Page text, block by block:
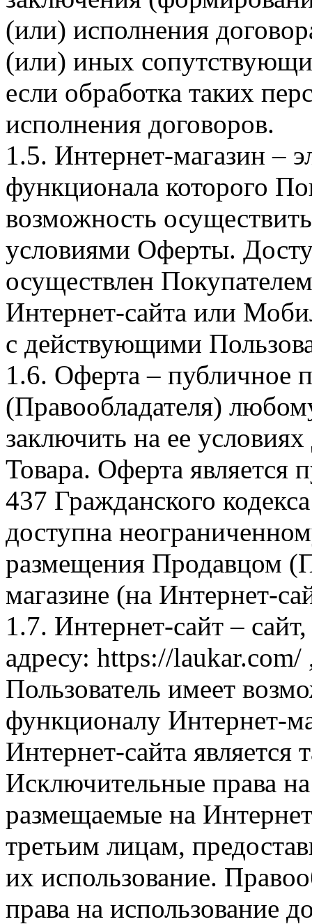
(или) исполнения
(или) иных
если обработка таких
исполнения договоров.
1.5. Интернет-магазин –
функционала которого
возможность
условиями Оферты.
осуществлен
Интернет-сайта или
с действующими
1.6. Оферта – публичное
(Правообладателя)
заключить на ее
Товара. Оферта является
437 Гражданского
доступна
размещения Продавцом
магазине (на Интернет-
1.7. Интернет-сайт –
адресу: https://laukar.com/
Пользователь имеет
функционалу Интернет-
Интернет-сайта
Исключительные права
размещаемые на
третьим лицам,
их использование.
права на использование